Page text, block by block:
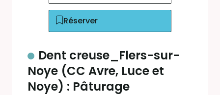
Réserver
Dent creuse_Flers-sur-
Noye (CC Avre, Luce et
Noye) : Pâturage